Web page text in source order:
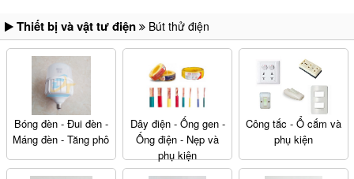
Thiết bị và vật tư điện Bút thử điện
Bóng đèn - Đui đèn -
Máng đèn - Tăng phô
Dây điện - Ống gen -
Ống điện - Nẹp và
phụ kiện
Công tắc - Ổ cắm và
phụ kiện